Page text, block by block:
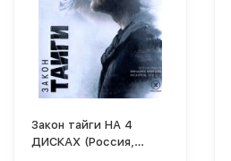
Закон тайги НА 4
ДИСКАХ (Россия,